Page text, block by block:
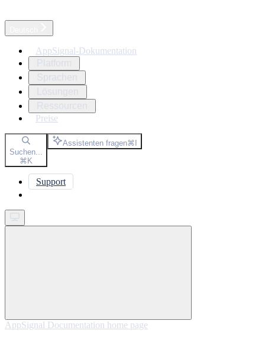
AppSignal-Dokumentation
Preise
Suchen...
⌘K
Assistenten fragen⌘I
Support
AppSignal Documentation home page